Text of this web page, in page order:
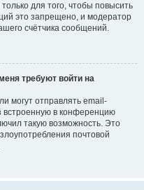
для того, чтобы повысить
это запрещено, и модератор
счётчика сообщений.
требуют войти на
могут отправлять email-
встроенную в конференцию
такую возможность. Это
почтовой